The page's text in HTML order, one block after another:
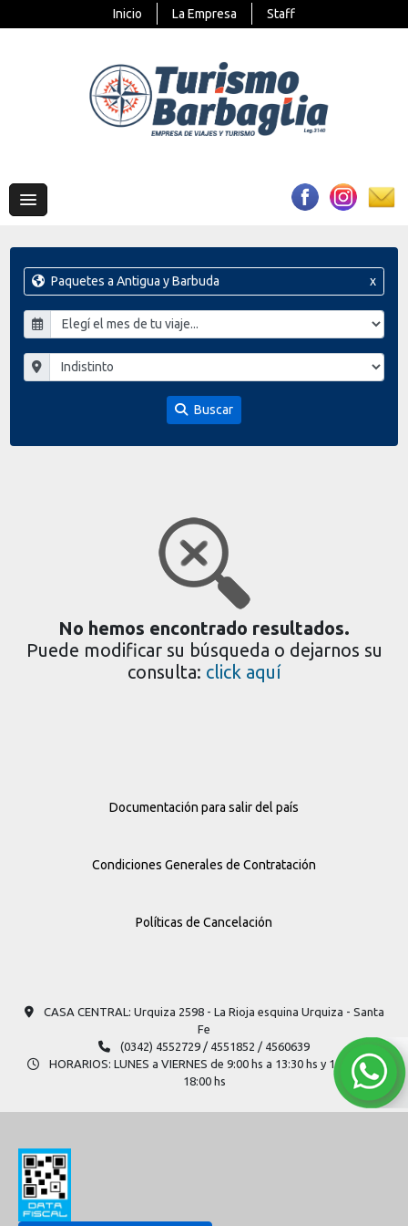
Inicio La Empresa Staff
Paquetes a Antigua y Barbuda x
Buscar
No hemos encontrado resultados.
Puede modificar su búsqueda o dejarnos su
consulta: click aquí
Documentación para salir del país
Condiciones Generales de Contratación
Políticas de Cancelación
CASA CENTRAL: Urquiza 2598​ - La Rioja esquina Urquiza - Santa
Fe
(0342) 4552729 / 4551852 / 4560639
HORARIOS: LUNES a VIERNES de 9:00 hs a 13:30 hs y 14:30 hs a
18:00 hs